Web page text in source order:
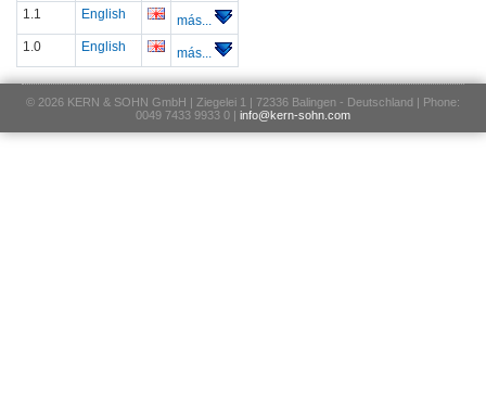
1.1
English
más...
1.0
English más...
© 2026 KERN & SOHN GmbH | Ziegelei 1 | 72336 Balingen - Deutschland | Phone:
0049 7433 9933 0 | info@kern-sohn.com